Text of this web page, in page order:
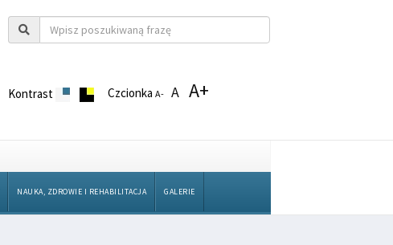
Kontrast CzcionkaA- A A+
NAUKA, ZDROWIE I REHABILITACJA GALERIE